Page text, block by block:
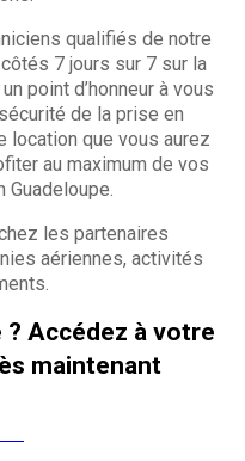
qualifiés de notre
7 jours sur 7 sur la
point d’honneur à vous
de la prise en
location que vous aurez
au maximum de vos
les partenaires
aériennes, activités
Accédez à votre
maintenant